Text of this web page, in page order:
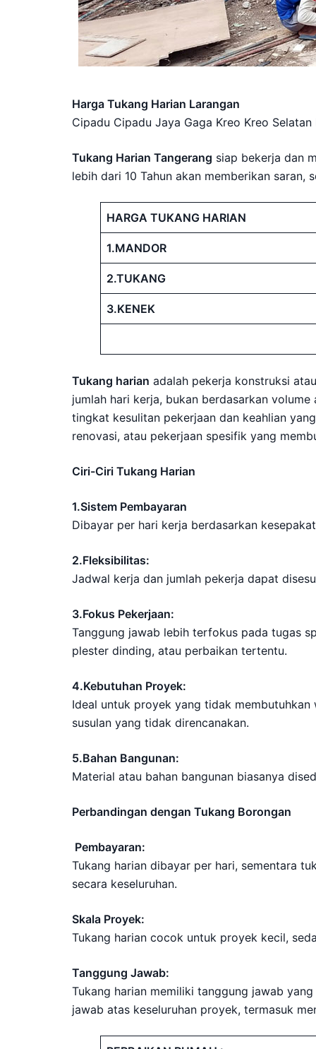
Harga Tukang Harian Larangan
Cipadu Cipadu Jaya Gaga Kreo Kreo
Tukang Harian Tangerang siap bekerja dan
lebih dari 10 Tahun akan memberikan saran,
HARGA TUKANG HARIAN
1.MANDOR
2.TUKANG
3.KENEK
Tukang harian adalah pekerja konstruksi
jumlah hari kerja, bukan berdasarkan
tingkat kesulitan pekerjaan dan keahlian
renovasi, atau pekerjaan spesifik yang
Ciri-Ciri Tukang Harian
1.Sistem Pembayaran
Dibayar per hari kerja berdasarkan
2.Fleksibilitas:
Jadwal kerja dan jumlah pekerja dapat
3.Fokus Pekerjaan:
Tanggung jawab lebih terfokus pada tugas
plester dinding, atau perbaikan tertentu.
4.Kebutuhan Proyek:
Ideal untuk proyek yang tidak
susulan yang tidak direncanakan.
5.Bahan Bangunan:
Material atau bahan bangunan biasanya
Perbandingan dengan Tukang Borongan
Pembayaran:
Tukang harian dibayar per hari, sementara
secara keseluruhan.
Skala Proyek:
Tukang harian cocok untuk proyek kecil,
Tanggung Jawab:
Tukang harian memiliki tanggung jawab
jawab atas keseluruhan proyek, termasuk